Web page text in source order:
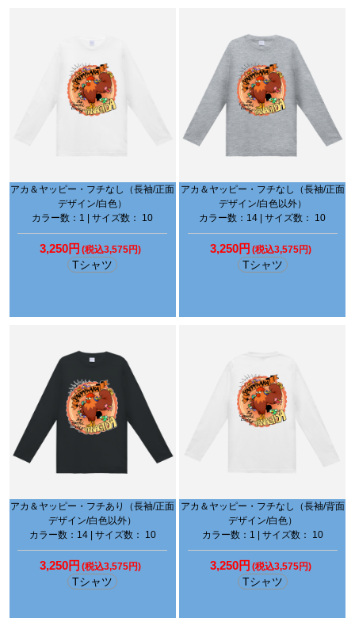
アカ＆ヤッピー・フチなし（長袖/正面
デザイン/白色）
カラー数：1 | サイズ数： 10
3,250円 (税込3,575円)
Tシャツ
アカ＆ヤッピー・フチなし（長袖/正面
デザイン/白色以外）
カラー数：14 | サイズ数： 10
3,250円 (税込3,575円)
Tシャツ
アカ＆ヤッピー・フチあり（長袖/正面
デザイン/白色以外）
カラー数：14 | サイズ数： 10
3,250円 (税込3,575円)
Tシャツ
アカ＆ヤッピー・フチなし（長袖/背面
デザイン/白色）
カラー数：1 | サイズ数： 10
3,250円 (税込3,575円)
Tシャツ